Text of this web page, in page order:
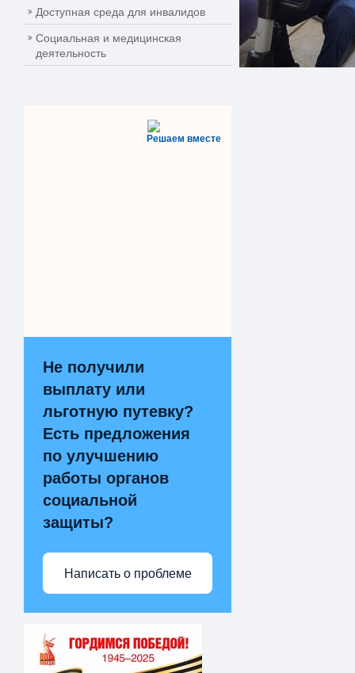
Доступная среда для инвалидов
Социальная и медицинская
деятельность
Решаем вместе
Не получили
выплату или
льготную путевку?
Есть предложения
по улучшению
работы органов
социальной
защиты?
Написать о проблеме